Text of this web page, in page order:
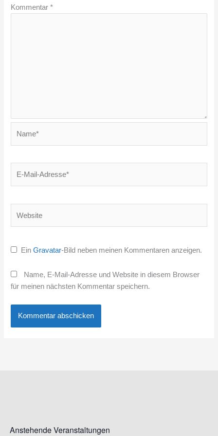
Kommentar*
EinGravatar-Bild neben meinen Kommentaren anzeigen.
Name, E-Mail-Adresse und Website in diesem Browser
für meinen nächsten Kommentar speichern.
Anstehende Veranstaltungen